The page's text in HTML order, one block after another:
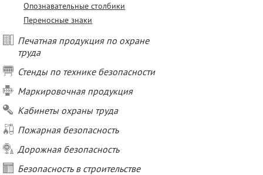
Опознавательные столбики
Переносные знаки
Печатная продукция по охране
труда
Стенды по технике безопасности
Маркировочная продукция
Кабинеты охраны труда
Пожарная безопасность
Дорожная безопасность
Безопасность в строительстве